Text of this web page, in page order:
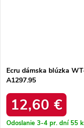
Ecru dámska blúzka
A1297.95
12,60 €
Odoslanie 3-4 pr. dní 55